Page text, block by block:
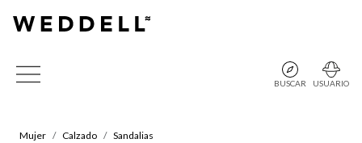
BUSCAR USUARIO
Mujer Calzado
Sandalias